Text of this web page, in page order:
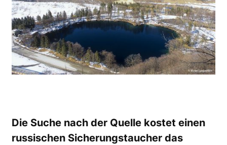
Die Suche nach der Quelle kostet einen
russischen Sicherungstaucher das